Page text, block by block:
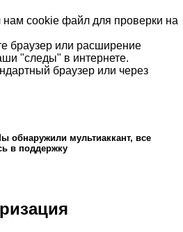
cookie файл для проверки на
браузер или расширение
"следы" в интернете.
браузер или через
обнаружили мультиаккант, все
в поддержку